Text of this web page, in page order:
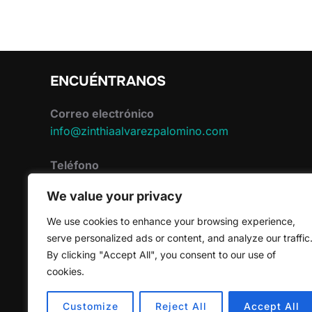
We value your privacy
We use cookies to enhance your browsing experience,
serve personalized ads or content, and analyze our traffic.
By clicking "Accept All", you consent to our use of
cookies.
Customize Reject All Accept All
ENCUÉNTRANOS
Correo electrónico
info@zinthiaalvarezpalomino.com
Teléfono
Instagram
@negrasquecambiaronelmundo